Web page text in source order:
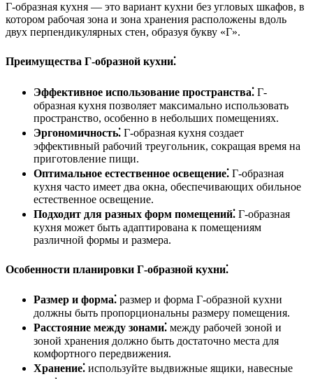
Г-образная кухня — это вариант кухни без угловых шкафов, в
котором рабочая зона и зона хранения расположены вдоль
двух перпендикулярных стен, образуя букву «Г».
Преимущества Г-образной кухни⁚
Эффективное использование пространства⁚ Г-
образная кухня позволяет максимально использовать
пространство, особенно в небольших помещениях.
Эргономичность⁚ Г-образная кухня создает
эффективный рабочий треугольник, сокращая время на
приготовление пищи.
Оптимальное естественное освещение⁚ Г-образная
кухня часто имеет два окна, обеспечивающих обильное
естественное освещение.
Подходит для разных форм помещений⁚ Г-образная
кухня может быть адаптирована к помещениям
различной формы и размера.
Особенности планировки Г-образной кухни⁚
Размер и форма⁚ размер и форма Г-образной кухни
должны быть пропорциональны размеру помещения.
Расстояние между зонами⁚ между рабочей зоной и
зоной хранения должно быть достаточно места для
комфортного передвижения.
Хранение⁚ используйте выдвижные ящики, навесные